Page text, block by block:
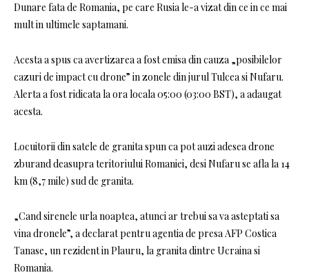
Dunare fata de Romania, pe care Rusia le-a vizat din ce in ce mai
mult in ultimele saptamani.
Acesta a spus ca avertizarea a fost emisa din cauza „posibilelor
cazuri de impact cu drone” in zonele din jurul Tulcea si Nufaru.
Alerta a fost ridicata la ora locala 05:00 (03:00 BST), a adaugat
acesta.
Locuitorii din satele de granita spun ca pot auzi adesea drone
zburand deasupra teritoriului Romaniei, desi Nufaru se afla la 14
km (8,7 mile) sud de granita.
„Cand sirenele urla noaptea, atunci ar trebui sa va asteptati sa
vina dronele”, a declarat pentru agentia de presa AFP Costica
Tanase, un rezident in Plauru, la granita dintre Ucraina si
Romania.